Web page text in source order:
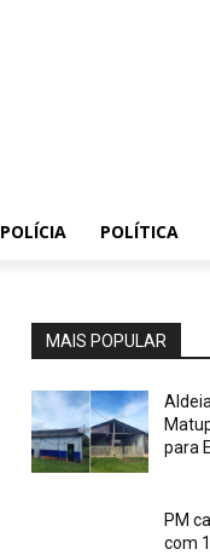
POLÍCIA POLÍTICA
MAIS POPULAR
para
PM
com